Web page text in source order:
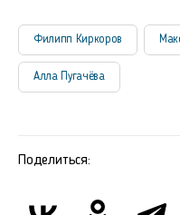
Филипп Киркоров
Алла Пугачёва
Поделиться: